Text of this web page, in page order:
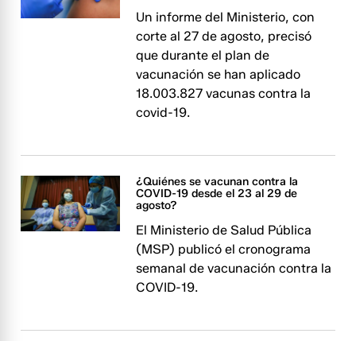
Un informe del Ministerio, con
corte al 27 de agosto, precisó
que durante el plan de
vacunación se han aplicado
18.003.827 vacunas contra la
covid-19.
¿Quiénes se vacunan contra la
COVID-19 desde el 23 al 29 de
agosto?
El Ministerio de Salud Pública
(MSP) publicó el cronograma
semanal de vacunación contra la
COVID-19.